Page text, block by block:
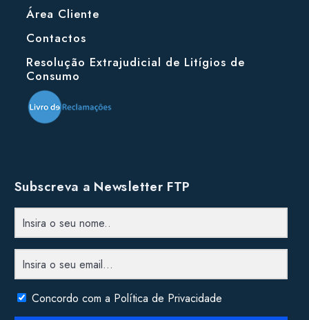
Área Cliente
Contactos
Resolução Extrajudicial de Litígios de
Consumo
Subscreva a Newsletter FTP
Concordo com a Política de Privacidade